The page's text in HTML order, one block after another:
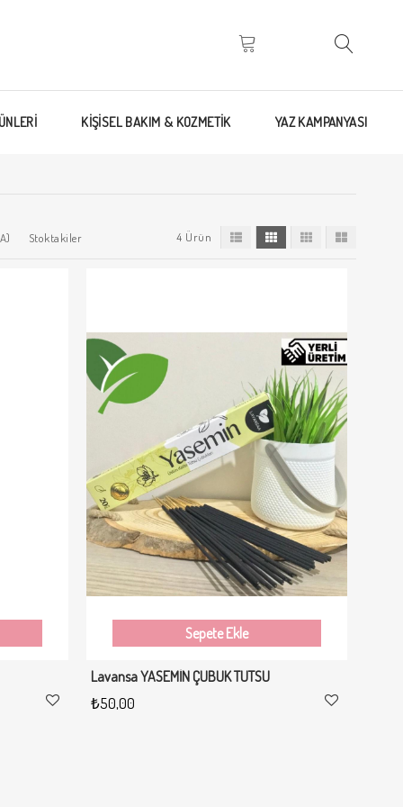
KİŞİSEL BAKIM & KOZMETİK YAZ KAMPANYASI
Yeni
Ürün
Stoktakiler 4 Ürün
Lavansa YASEMİN ÇUBUK TÜTSÜ
₺50,00
Sepete Ekle